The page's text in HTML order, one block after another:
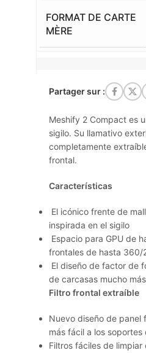
FORMAT DE CARTE
MÈRE
Partager sur :
Meshify 2 Compact es
sigilo. Su llamativo
completamente
frontal.
Características
El icónico frente de
inspirada en el sigilo
Espacio para GPU de
frontales de hasta 360/
El diseño de factor de
de carcasas mucho
Filtro frontal extraíble
Nuevo diseño de panel
más fácil a los
Filtros fáciles de